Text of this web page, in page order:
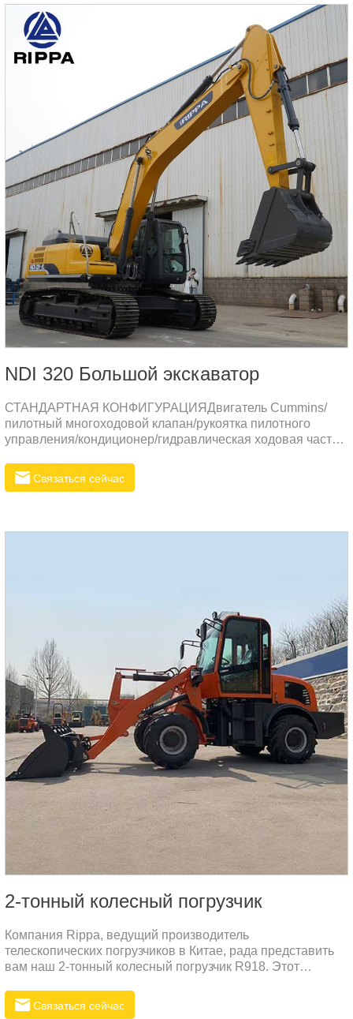
лучшее качество работы.Главный насос Doosan из
Южной КореиНесколько систем фильтрации масла, таких
как гидравлические насосы, значительно улучшают
эффективность фильтрации топлива.
NDI 320 Большой экскаватор
СТАНДАРТНАЯ КОНФИГУРАЦИЯДвигатель Cummins/
пилотный многоходовой клапан/рукоятка пилотного
управления/кондиционер/гидравлическая ходовая часть!
трубка, встроенное уплотнительное кольцо NOK/ЖК-
дисплей/антикоррозионная и износостойкая инженерная
КОНФИГУРАЦИЯМолот / Рыхлитель / Грейфер для
Связаться сейчас
2-тонный колесный погрузчик
Компания Rippa, ведущий производитель
телескопических погрузчиков в Китае, рада представить
вам наш 2-тонный колесный погрузчик R918. Этот
различных строительных и сельскохозяйственных работ.
Связаться сейчас